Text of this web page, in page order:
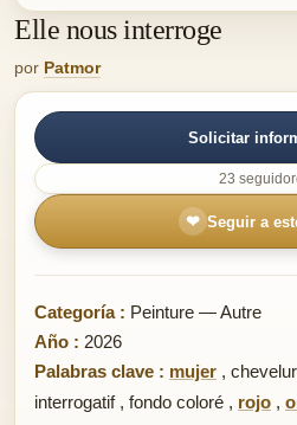
Elle nous interroge
por Patmor
Solicitar
23
❤ Seguir a
Categoría : Peinture — Autre
Año : 2026
Palabras clave : mujer ,
interrogatif, fondo coloré , rojo ,